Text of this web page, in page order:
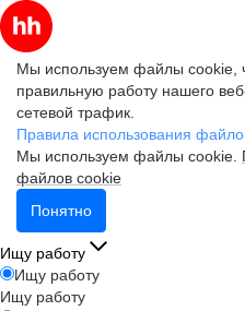
Мы используем файлы cookie,
правильную работу нашего
сетевой трафик.
Правила использования
Мы используем файлы cookie.
файлов cookie
Понятно
Ищу работу
Ищу работу
Ищу работу